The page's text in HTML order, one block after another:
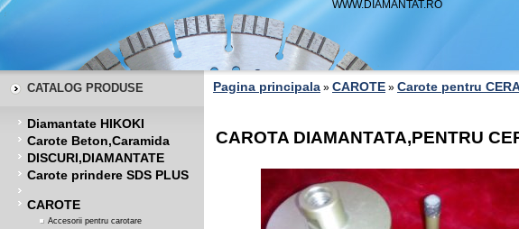
WWW.DIAMANTAT.RO
CATALOG PRODUSE
Diamantate HIKOKI
Carote Beton,Caramida
DISCURI,DIAMANTATE
Carote prindere SDS PLUS
CAROTE
Accesorii pentru carotare
Pagina principala » CAROTE » Carote pentru
CAROTA DIAMANTATA,PENTRU